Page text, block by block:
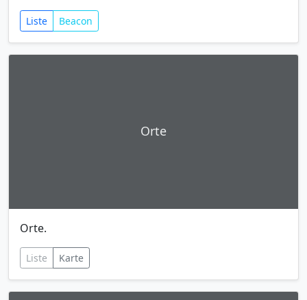
Liste Beacon
Orte
Orte.
Liste Karte